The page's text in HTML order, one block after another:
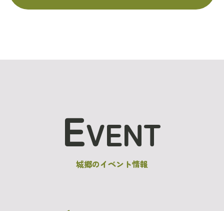
EVENT
城郷のイベント情報